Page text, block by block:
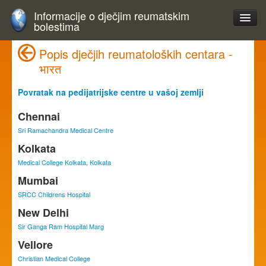
Informacije o dječjim reumatskim
bolestima
Popis dječjih reumatoloških centara -
भारत
Povratak na pedijatrijske centre u vašoj zemlji
Chennai
Sri Ramachandra Medical Centre
Kolkata
Medical College Kolkata, Kolkata
Mumbai
SRCC Childrens Hospital
New Delhi
Sir Ganga Ram Hospital Marg
Vellore
Christian Medical College